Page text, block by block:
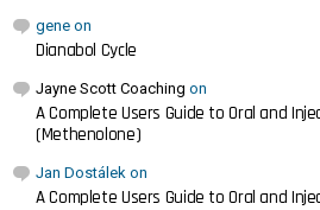
gene on
Dianabol Cycle
Jayne Scott Coaching on
A Complete Users Guide to Oral and
(Methenolone)
Jan Dostálek on
A Complete Users Guide to Oral and